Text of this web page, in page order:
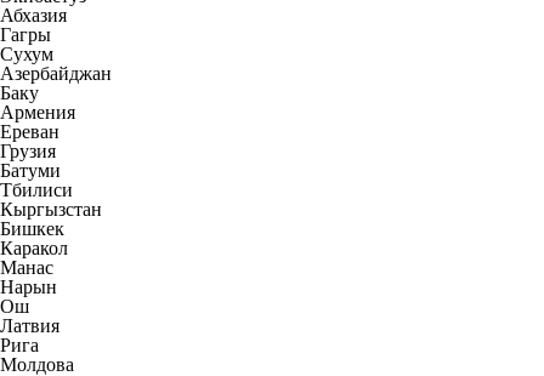
Абхазия
Гагры
Сухум
Азербайджан
Баку
Армения
Ереван
Грузия
Батуми
Тбилиси
Кыргызстан
Бишкек
Каракол
Манас
Нарын
Ош
Латвия
Рига
Молдова